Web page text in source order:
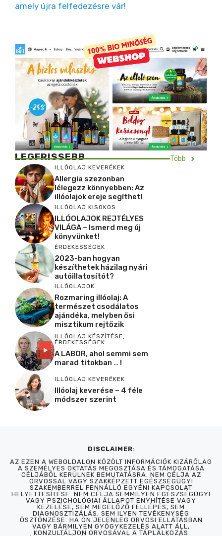
amely újra felfedezésre vár!
LEGFRISSEBB Több
ILLÓOLAJ KEVERÉKEK
Allergia szezonban
lélegezz könnyebben: Az
illóolajok ereje segíthet!
ILLÓOLAJ KISOKOS
ILLÓOLAJOK REJTÉLYES
VILÁGA – Ismerd meg új
könyvünket!
ÉRDEKESSÉGEK
2023-ban hogyan
készíthetek házilag nyári
autóillatosítót?
ILLÓOLAJOK
Rozmaring illóolaj: A
természet csodálatos
ajándéka, melyben ősi
misztikum rejtőzik
ILLÓOLAJ KÉSZÍTÉSE,
ÉRDEKESSÉGEK
A LABOR, ahol semmi sem
marad titokban … !
ILLÓOLAJ KEVERÉKEK
Illóolaj keverése – 4 féle
módszer szerint
DISCLAIMER:
AZ EZEN A WEBOLDALON KÖZÖLT INFORMÁCIÓK KIZÁRÓLAG
A SZEMÉLYES OKTATÁS MEGOSZTÁSA ÉS TÁMOGATÁSA
CÉLJÁBÓL KERÜLNEK BEMUTATÁSRA. NEM CÉLJA AZ
ORVOSSAL VAGY SZAKKÉPZETT EGÉSZSÉGÜGYI
SZAKEMBERREL FENNÁLLÓ EGYÉNI KAPCSOLAT
HELYETTESÍTÉSE. NEM CÉLJA SEMMILYEN EGÉSZSÉGÜGYI
VAGY PSZICHOLÓGIAI ÁLLAPOT ENYHÍTÉSE VAGY
KEZELÉSE, SEM MEGELŐZŐ FELLÉPÉS, SEM
DIAGNOSZTIZÁLÁS, SEM ILYEN TEVÉKENYSÉG
ÖSZTÖNZÉSE. HA ÖN JELENLEG ORVOSI ELLÁTÁSBAN
VAGY BÁRMILYEN GYÓGYKEZELÉS ALATT ÁLL,
KONZULTÁLJON ORVOSÁVAL A TÁPLÁLKOZÁS